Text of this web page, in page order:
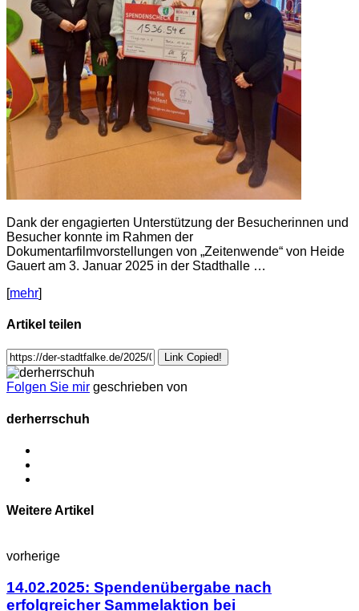
Dank der engagierten Unterstützung der Besucherinnen und
Besucher konnte im Rahmen der
Dokumentarfilmvorstellungen von „Zeitenwende“ von Heide
Gauert am 3. Januar 2025 in der Stadthalle …
[mehr]
Artikel teilen
Link Copied!
Folgen Sie mir geschrieben von
derherrschuh
Weitere Artikel
vorherige
14.02.2025: Spendenübergabe nach
erfolgreicher Sammelaktion bei